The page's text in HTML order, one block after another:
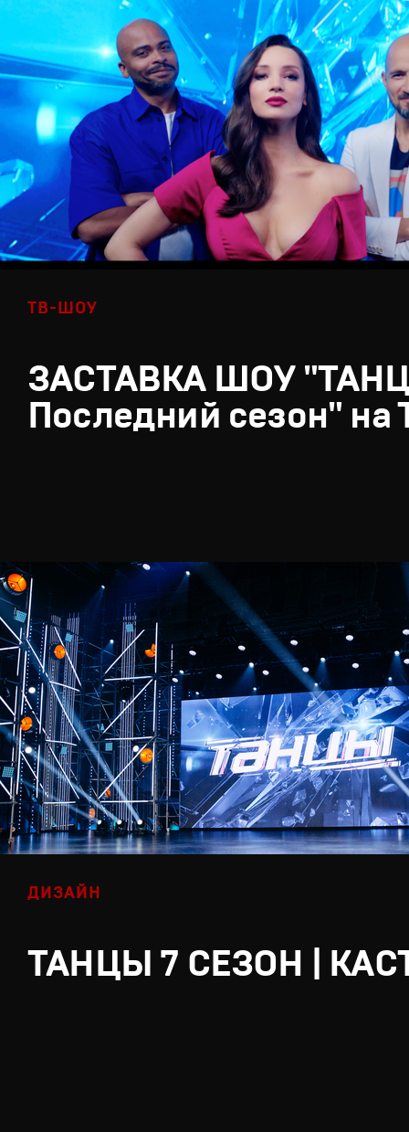
ТВ-ШОУ
ЗАСТАВКА ШОУ
Последний сезон" на
ДИЗАЙН
ТАНЦЫ 7 СЕЗОН |